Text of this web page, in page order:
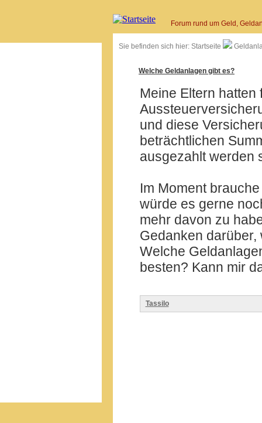
Forum rund um Geld,
Sie befinden sich hier: Startseite
Welche Geldanlagen gibt es?
Meine Eltern
und diese
beträchtlichen
ausgezahlt werden
Im Moment
würde es gerne
mehr davon zu
Gedanken
Welche
besten? Kann mir
Tassilo